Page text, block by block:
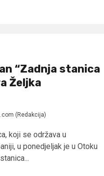
“Zadnja stanica
Željka
(Redakcija)
koji se održava u
u ponedjeljak je u Otoku